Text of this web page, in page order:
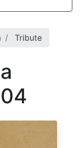
Tribute